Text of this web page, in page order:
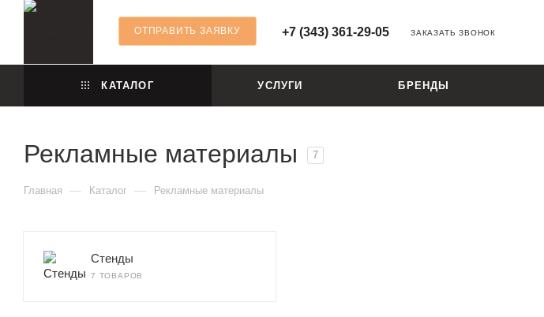
ОТПРАВИТЬ ЗАЯВКУ +7 (343) 361-29-05 ЗАКАЗАТЬ ЗВОНОК
КАТАЛОГ УСЛУГИ БРЕНДЫ
Рекламные материалы 7
Главная — Каталог — Рекламные материалы
Стенды
7 ТОВАРОВ